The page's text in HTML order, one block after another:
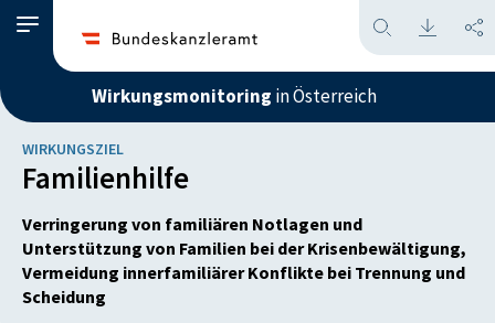
Wirkungsmonitoring in Österreich
WIRKUNGSZIEL
Familienhilfe
Verringerung von familiären Notlagen und
Unterstützung von Familien bei der Krisenbewältigung,
Vermeidung innerfamiliärer Konflikte bei Trennung und
Scheidung